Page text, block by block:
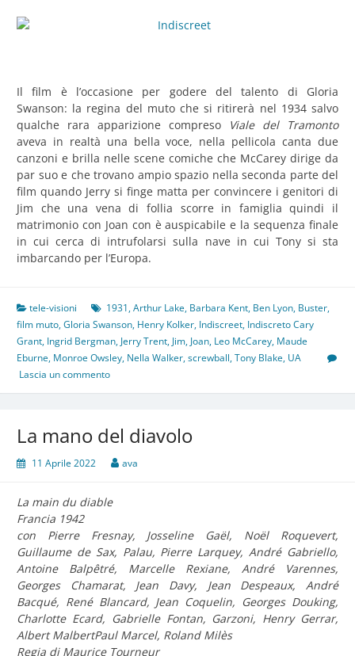
Il film è l’occasione per godere del talento di Gloria
Swanson: la regina del muto che si ritirerà nel 1934 salvo
qualche rara apparizione compreso
Viale del Tramonto
aveva in realtà una bella voce, nella pellicola canta due
canzoni e brilla nelle scene comiche che McCarey dirige da
par suo e che trovano ampio spazio nella seconda parte del
film quando Jerry si finge matta per convincere i genitori di
Jim che una vena di follia scorre in famiglia quindi il
matrimonio con Joan con è auspicabile e la sequenza finale
in cui cerca di intrufolarsi sulla nave in cui Tony si sta
imbarcando per l’Europa.
tele-visioni 1931,Arthur Lake, Barbara Kent, Ben Lyon, Buster,
film muto,Gloria Swanson, Henry Kolker, Indiscreet, Indiscreto Cary
Grant, Ingrid Bergman,Jerry Trent,Jim,Joan, Leo McCarey, Maude
Eburne, Monroe Owsley, Nella Walker,screwball,Tony Blake, UA
Lascia un commento
La mano del diavolo
11 Aprile 2022 ava
La main du diable
Francia 1942
con Pierre Fresnay, Josseline Gaël, Noël Roquevert,
Guillaume de Sax, Palau, Pierre Larquey, André Gabriello,
Antoine Balpêtré, Marcelle Rexiane, André Varennes,
Georges Chamarat, Jean Davy, Jean Despeaux, André
Bacqué, René Blancard, Jean Coquelin, Georges Douking,
Charlotte Ecard, Gabrielle Fontan, Garzoni, Henry Gerrar,
Albert MalbertPaul Marcel, Roland Milès
Regia di Maurice Tourneur